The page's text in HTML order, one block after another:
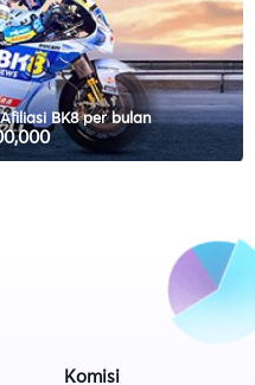
BK8 per bulan
Komisi